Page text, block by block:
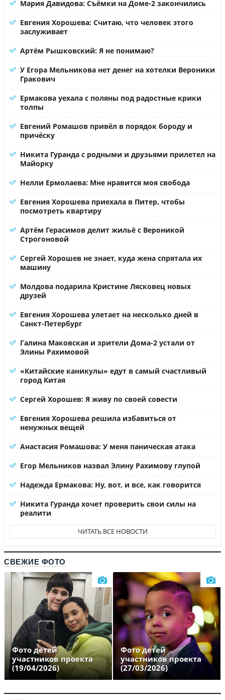
Мария Давидова: Съёмки на Доме-2 закончились
Евгения Хорошева: Считаю, что человек этого
заслуживает
Артём Рышковский: Я не понимаю?
У Егора Мельникова нет денег на хотелки Вероники
Гракович
Ермакова уехала с поляны под радостные крики
толпы
Евгений Ромашов привёл в порядок бороду и
причёску
Никита Гуранда с родными и друзьями прилетел на
Майорку
Нелли Ермолаева: Мне нравится моя свобода
Евгения Хорошева приехала в Питер, чтобы
посмотреть квартиру
Артём Герасимов делит жильё с Вероникой
Строгоновой
Сергей Хорошев не знает, куда жена спрятала их
машину
Молдова подарила Кристине Лясковец новых
друзей
Евгения Хорошева улетает на несколько дней в
Санкт-Петербург
Галина Маковская и зрители Дома-2 устали от
Элины Рахимовой
«Китайские каникулы» едут в самый счастливый
город Китая
Сергей Хорошев: Я живу по своей совести
Евгения Хорошева решила избавиться от
ненужных вещей
Анастасия Ромашова: У меня паническая атака
Егор Мельников назвал Элину Рахимову глупой
Надежда Ермакова: Ну, вот, и все, как говорится
Никита Гуранда хочет проверить свои силы на
реалити
ЧИТАТЬ ВСЕ НОВОСТИ
СВЕЖИЕ ФОТО
Фото детей
участников проекта
(19/04/2026)
Фото детей
участников проекта
(27/03/2026)